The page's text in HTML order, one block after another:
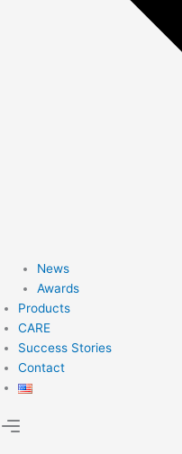
News
Awards
Products
CARE
Success Stories
Contact